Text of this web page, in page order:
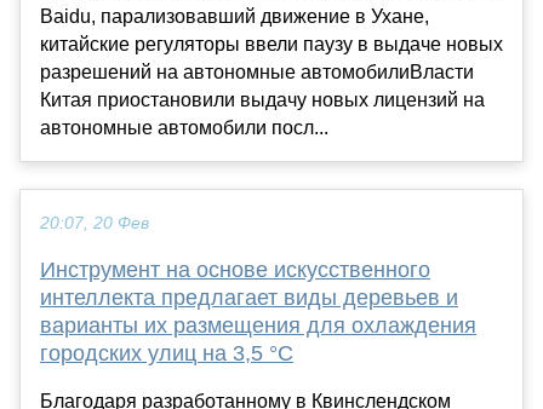
Baidu, парализовавший движение в Ухане,
китайские регуляторы ввели паузу в выдаче новых
разрешений на автономные автомобилиВласти
Китая приостановили выдачу новых лицензий на
автономные автомобили посл...
20:07, 20 Фев
Инструмент на основе искусственного
интеллекта предлагает виды деревьев и
варианты их размещения для охлаждения
городских улиц на 3,5 °C
Благодаря разработанному в Квинслендском